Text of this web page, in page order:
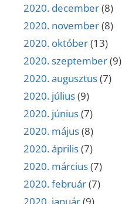
2020. december(8)
2020. november(8)
2020. október(13)
2020. szeptember(9)
2020. augusztus(7)
2020. július(9)
2020. június(7)
2020. május(8)
2020. április(7)
2020. március(7)
2020. február(7)
2020. január(9)